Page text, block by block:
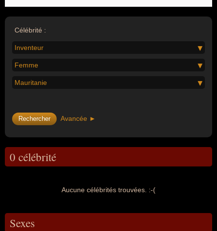
Célébrité :
Inventeur
Femme
Mauritanie
Avancée ►
0 célébrité
Aucune célébrités trouvées. :-(
Sexes